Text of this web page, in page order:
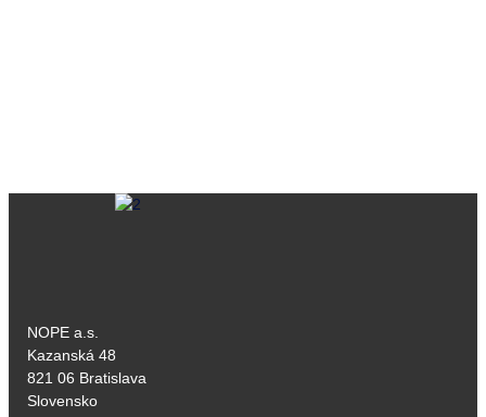
NOPE a.s.
Kazanská 48
821 06 Bratislava
Slovensko